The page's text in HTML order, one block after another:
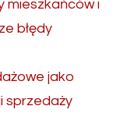
mieszkańców i
błędy
jako
sprzedaży